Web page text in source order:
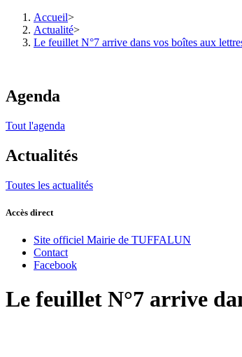
Accueil>
Actualité>
Le feuillet N°7 arrive dans vos boîtes aux
Agenda
Tout l'agenda
Actualités
Toutes les actualités
Accès direct
Site officiel Mairie de TUFFALUN
Contact
Facebook
Le feuillet N°7 arrive